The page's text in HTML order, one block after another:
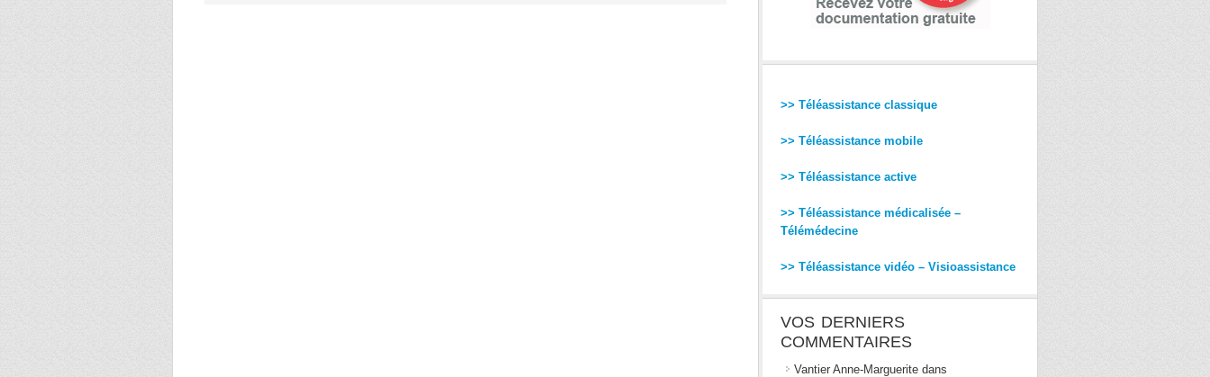
>> Téléassistance classique
>> Téléassistance mobile
>> Téléassistance active
>> Téléassistance médicalisée –
Télémédecine
>> Téléassistance vidéo – Visioassistance
VOS DERNIERS
COMMENTAIRES
Vantier Anne-Marguerite dans